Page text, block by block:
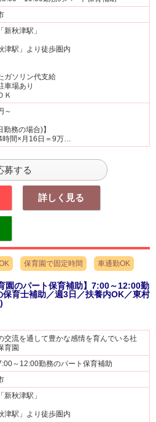
新秋津駅」
津駅」より徒歩圏内
ガソリン代支給
車場あり
Ｋ
～
勤務の場合)】
間×月16日＝9万…
募する
詳しく見る
保育園で固定時間 車通勤OK
園のパート保育補助】7:00～12:00勤
保育士補助／週3日／扶養内OK／東村
交流を通して豊かな感情を育んでいる社
育園
～12:00勤務のパート保育補助
新秋津駅」
津駅」より徒歩圏内